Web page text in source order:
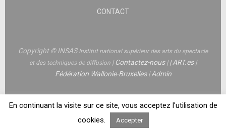
CONTACT
Copyright © INSASInstitut national supérieur des arts du spectacle
et des techniques de diffusion |Contactez-nous||ART.es|
Fédération Wallonie-Bruxelles|Admin
En continuant la visite sur ce site, vous acceptez l'utilisation de
cookies.
Accepter